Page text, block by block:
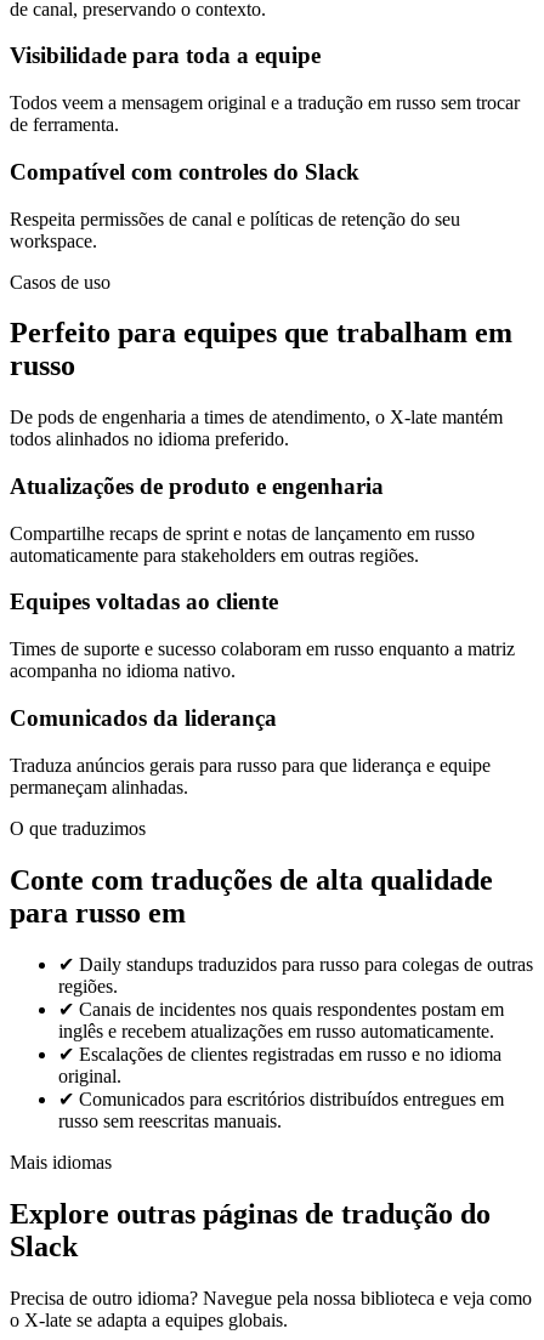
de canal, preservando o contexto.
Visibilidade para toda a equipe
Todos veem a mensagem original e a tradução em russo sem trocar
de ferramenta.
Compatível com controles do Slack
Respeita permissões de canal e políticas de retenção do seu
workspace.
Casos de uso
Perfeito para equipes que trabalham em
russo
De pods de engenharia a times de atendimento, o X-late mantém
todos alinhados no idioma preferido.
Atualizações de produto e engenharia
Compartilhe recaps de sprint e notas de lançamento em russo
automaticamente para stakeholders em outras regiões.
Equipes voltadas ao cliente
Times de suporte e sucesso colaboram em russo enquanto a matriz
acompanha no idioma nativo.
Comunicados da liderança
Traduza anúncios gerais para russo para que liderança e equipe
permaneçam alinhadas.
O que traduzimos
Conte com traduções de alta qualidade
para russo em
✔ Daily standups traduzidos para russo para colegas de outras
regiões.
✔ Canais de incidentes nos quais respondentes postam em
inglês e recebem atualizações em russo automaticamente.
✔ Escalações de clientes registradas em russo e no idioma
original.
✔ Comunicados para escritórios distribuídos entregues em
russo sem reescritas manuais.
Mais idiomas
Explore outras páginas de tradução do
Slack
Precisa de outro idioma? Navegue pela nossa biblioteca e veja como
o X-late se adapta a equipes globais.